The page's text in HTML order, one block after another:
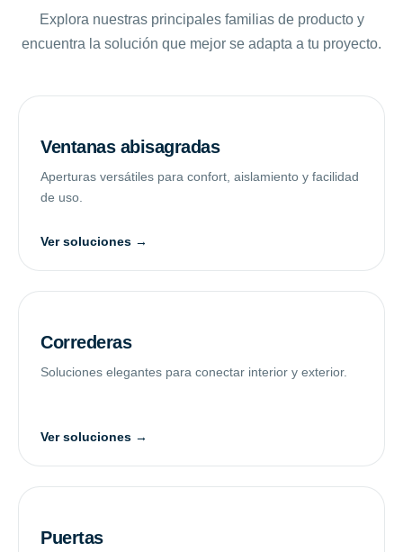
Explora nuestras principales familias de producto y
encuentra la solución que mejor se adapta a tu proyecto.
Ventanas abisagradas
Aperturas versátiles para confort, aislamiento y facilidad
de uso.
Ver soluciones →
Correderas
Soluciones elegantes para conectar interior y exterior.
Ver soluciones →
Puertas